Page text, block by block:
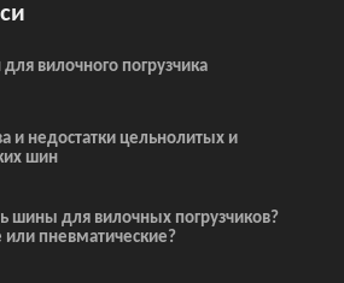
вилочного погрузчика
и недостатки цельнолитых и
шин
шины для вилочных погрузчиков?
пневматические?